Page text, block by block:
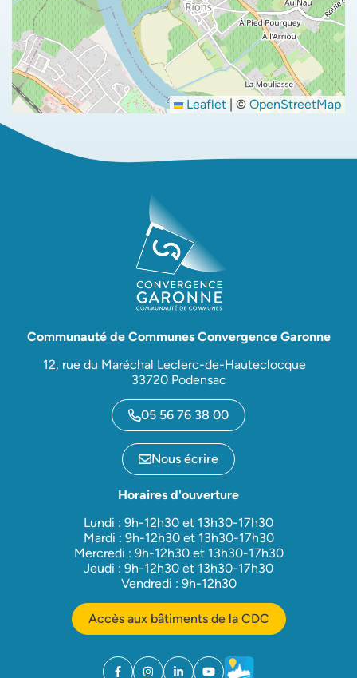
Leaflet | © OpenStreetMap
Communauté de Communes Convergence Garonne
12, rue du Maréchal Leclerc-de-Hauteclocque
33720 Podensac
05 56 76 38 00
Nous écrire
Horaires d'ouverture
Lundi : 9h-12h30 et 13h30-17h30
Mardi : 9h-12h30 et 13h30-17h30
Mercredi : 9h-12h30 et 13h30-17h30
Jeudi : 9h-12h30 et 13h30-17h30
Vendredi : 9h-12h30
Accès aux bâtiments de la CDC